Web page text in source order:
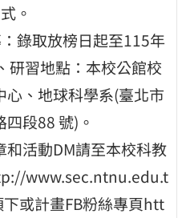
。
錄取放榜日起至115年
研習地點：本校公館校
心、地球科學系(臺北市
段88 號)。
和活動DM請至本校科教
www.sec.ntnu.edu.t
或計畫FB粉絲專頁htt